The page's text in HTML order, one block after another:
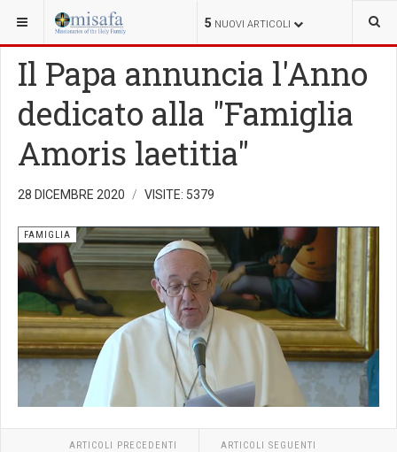
5 NUOVI ARTICOLI
SEI QUI: FAMIGLIA
Il Papa annuncia l'Anno
dedicato alla "Famiglia
Amoris laetitia"
28 DICEMBRE 2020 VISITE: 5379
FAMIGLIA
ARTICOLI PRECEDENTI ARTICOLI SEGUENTI